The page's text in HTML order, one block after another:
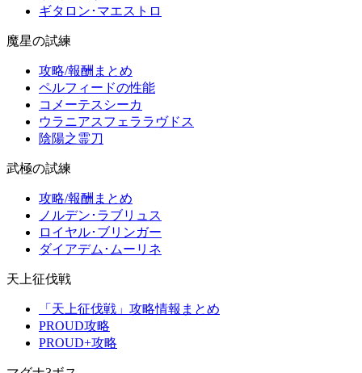
ギタロン･マエストロ
魔星の試練
攻略/報酬まとめ
ペルフィードの性能
コメーテスシーカ
ウラニアスフェララヴドス
陰陽之霊刀
武極の試練
攻略/報酬まとめ
ノルデン･ラブリュス
ロイヤル･ブリンガー
ダイアデム･ムーリネ
天上征伐戦
「天上征伐戦」攻略情報まとめ
PROUD攻略
PROUD+攻略